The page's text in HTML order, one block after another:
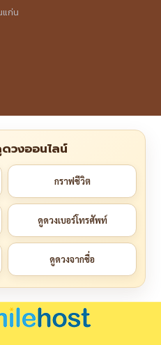
แก่น
วงออนไลน์
กราฟชีวิต
ดูดวงเบอร์โทรศัพท์
ดูดวงจากชื่อ